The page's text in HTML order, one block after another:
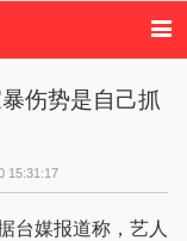
欧美娱乐
八卦
伤势是自己抓
15:31:17
媒报道称，艺人